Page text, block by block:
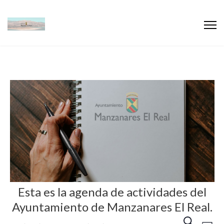
Esta es la agenda de actividades del
Ayuntamiento de Manzanares El Real.
B